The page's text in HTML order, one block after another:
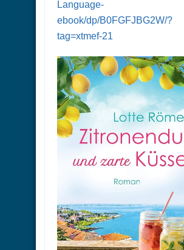
Language-
ebook/dp/B0FGFJBG2W/?
tag=xtmef-21